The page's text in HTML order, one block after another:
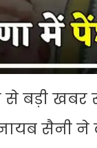
से बड़ी
सैनी